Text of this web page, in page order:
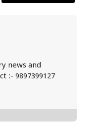
news and
:- 9897399127